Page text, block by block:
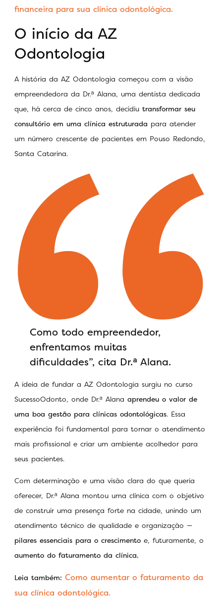
financeira para sua clínica odontológica.
O início da AZ
Odontologia
A história da AZ Odontologia começou com a visão
empreendedora da Dr.ᵃ Alana, uma dentista dedicada
que, há cerca de cinco anos, decidiu transformar seu
consultório em uma clínica estruturada para atender
um número crescente de pacientes em Pouso Redondo,
Santa Catarina.
Como todo empreendedor,
enfrentamos muitas
dificuldades”, cita Dr.ᵃ Alana.
A ideia de fundar a AZ Odontologia surgiu no curso
SucessoOdonto, onde Dr.ᵃ Alana aprendeu o valor de
uma boa gestão para clínicas odontológicas. Essa
experiência foi fundamental para tornar o atendimento
mais profissional e criar um ambiente acolhedor para
seus pacientes.
Com determinação e uma visão clara do que queria
oferecer, Dr.ᵃ Alana montou uma clínica com o objetivo
de construir uma presença forte na cidade, unindo um
atendimento técnico de qualidade e organização —
pilares essenciais para o crescimento e, futuramente, o
aumento do faturamento da clínica.
Leia também: Como aumentar o faturamento da
sua clínica odontológica.